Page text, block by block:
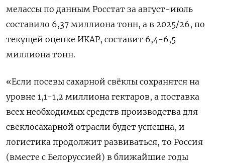
‍мелассы по данным Росстат за август-июль
составило 6,37 ‌миллиона тонн, а в 2025/26, по
текущей оценке ИКАР, составит 6,4-6,5
миллиона тонн.
«Если посевы сахарной свёклы сохранятся на
уровне 1,1-1,2 миллиона гектаров, а поставка
всех необходимых средств производства для
свеклосахарной отрасли будет успешна, и
логистика ‍продолжит развиваться, то ‍Россия
(вместе с Белоруссией) в ближайшие годы